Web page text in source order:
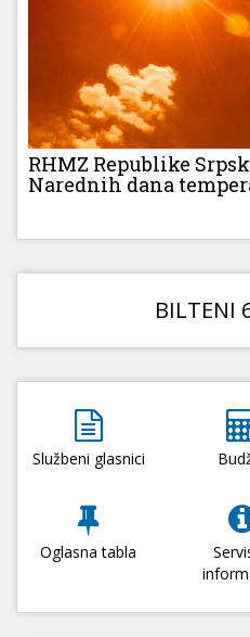
RHMZ Republike
Narednih dana
BILTENI
Službeni glasnici
Oglasna tabla